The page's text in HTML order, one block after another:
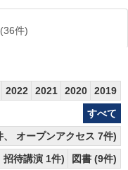
(36件)
2022 2021 2020
2019
すべて
オープンアクセス 7件)
待講演 1件)
図書 (9件)